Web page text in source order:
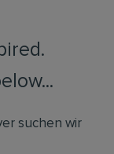
suchen wir